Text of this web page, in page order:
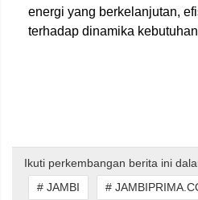
energi yang berkelanjutan,
terhadap dinamika
Ikuti perkembangan berita ini
# JAMBI
#